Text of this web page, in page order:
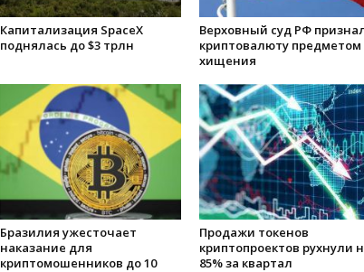
Капитализация SpaceX
поднялась до $3 трлн
Верховный суд РФ
криптовалюту предметом
хищения
Бразилия ужесточает
наказание для
криптомошенников до 10
Продажи токенов
криптопроектов рухнули
85% за квартал